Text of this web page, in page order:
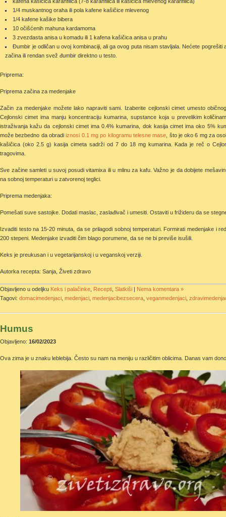
1/4 muskantnog oraha ili pola kafene kašičice mlevenog
1/4 kafene kašike bibera
10 očišćenih mahuna kardamoma
3 zvezdasta anisa u komadu ili 1 kafena kašičica anisa u prahu
Đumbir je odličan u ovoj kombinaciji, ali ga ovog puta nisam stavljala. Nećete
začina ili rendan svež đumbir direktno u testo.
Priprema:
Priprema začina za medenjake
Začin za medenjake možete lako napraviti sami. Izaberite cejlonski cimet umesto
Cejlonski cimet ima manju koncentraciju kumarina, supstance koja u prevelikim
istraživanja kažu da cejlonski cimet ima 0.4% kumarina, dok kasija cimet ima oko 5%
može bezbedno da obradiiznosi 0.1 mg po kilogramu telesnemase , što je oko 6 mg za
kašičica (oko 2.5 g) kasija cimeta sadrži od 7 do 18 mg kumarina. Kada je reč o
tragovima.
Sve začine samleti u suvoj posudi vitamixa ili u mlinu za kafu. Važno je da dobijete
na sobnoj temperaturi u zatvorenoj teglici.
Priprema medenjaka:
Pomešati suve sastojke. Dodati maslac, zaslađivač i umesiti. Ostaviti u frižideru da se
Izvaditi testo na 15-20 minuta, da se prilagodi sobnoj temperaturi. Formirati medenjake i
200 stepeni. Medenjake izvaditi čim blago porumene, da se ne bi previše isušili.
Keks je preukusan i u vegetarijanskoj i u veganskoj verziji.
Autorka recepta: Sanja, Živeti zdravo
Objavljeno u odeljku Keks i palačinke Recepti Slatkiši | Nema komentara »
Tagovi: domacimedenjaci medenjaci medenjacibezsecera veganmedenjaci
Humus
Objavljeno: 16/02/2023
Ova zima je u znaku leblebija. Često su nam na meniju u različitim oblicima. Danas vam